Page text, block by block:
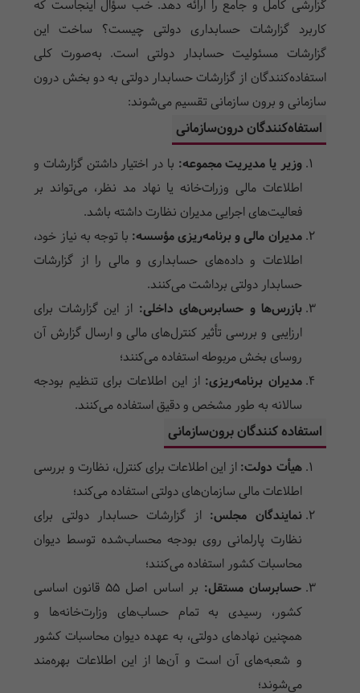
گزارشی کامل و جامع را ارائه دهد. خب سؤال اینجاست که
کاربرد گزارشات حسابداری دولتی چیست؟ ساخت این
گزارشات مسئولیت حسابدار دولتی است. به‌صورت کلی
استفاده‌کنندگان از گزارشات حسابدار دولتی به دو بخش درون
سازمانی و برون سازمانی تقسیم می‌شوند:
استفاه‌کنندگان درون‌سازمانی
وزیر یا مدیریت مجموعه: با در اختیار داشتن گزارشات و
اطلاعات مالی وزرات‌خانه یا نهاد مد نظر، می‌تواند بر
فعالیت‌های اجرایی مدیران نظارت داشته باشد.
مدیران مالی و برنامه‌ریزی مؤسسه: با توجه به نیاز خود،
اطلاعات و داده‌های حسابداری و مالی را از گزارشات
حسابدار دولتی برداشت می‌کنند.
بازرس‌ها و حسابرس‌های داخلی: از این گزارشات برای
ارزایبی و بررسی تأثیر کنترل‌های مالی و ارسال گزارش آن
روسای بخش مربوطه استفاده می‌کنند؛
مدیران برنامه‌ریزی: از این اطلاعات برای تنظیم بودجه
سالانه به طور مشخص و دقیق استفاده می‌کنند.
استفاده کنندگان برون‌سازمانی
هیأت دولت: از این اطلاعات برای کنترل، نظارت و بررسی
اطلاعات مالی سازمان‌های دولتی استفاده می‌کند؛
نمایندگان مجلس: از گزارشات حسابدار دولتی برای
نظارت پارلمانی روی بودجه محساب‌شده توسط دیوان
محاسبات کشور استفاده می‌کنند؛
حسابرسان مستقل:
بر اساس اصل 55 قانون اساسی
کشور، رسیدی به تمام حساب‌های وزارت‌خانه‌ها و
همچنین نهادهای دولتی، به عهده دیوان محاسبات کشور
و شعبه‌های آن است و آن‌ها از این اطلاعات بهره‌مند
می‌شوند؛